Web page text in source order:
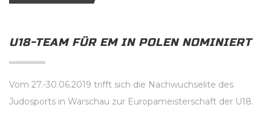
U18-TEAM FÜR EM IN POLEN NOMINIERT
Vom 27.-30.06.2019 trifft sich die Nachwuchselite des
Judosports in Warschau zur Europameisterschaft der U18.